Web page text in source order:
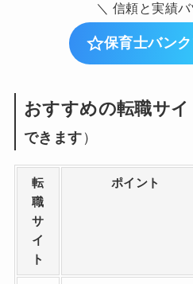
＼ 信頼と実績
保育士バン
おすすめの転職サイ
できます ）
転
職
サ
イ
ト
ポイント